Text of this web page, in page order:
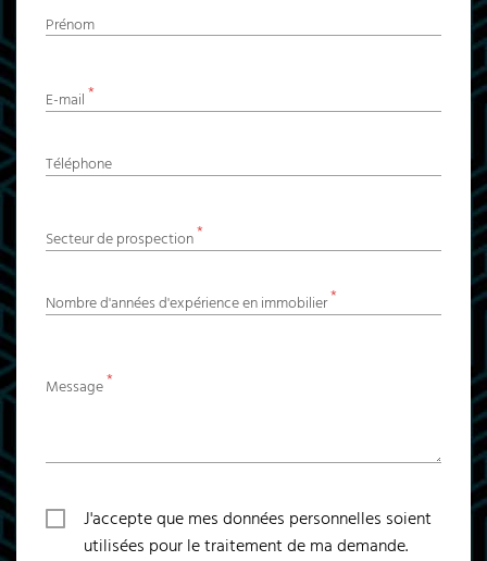
Prénom
E-mail *
Téléphone
Secteur de prospection*
Nombre d'années d'expérience en immobilier*
Message*
J'accepte que mes données personnelles soient
utilisées pour le traitement de ma demande.